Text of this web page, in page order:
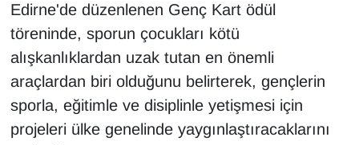
Edirne'de düzenlenen Genç Kart ödül
töreninde, sporun çocukları kötü
alışkanlıklardan uzak tutan en önemli
araçlardan biri olduğunu belirterek, gençlerin
sporla, eğitimle ve disiplinle yetişmesi için
projeleri ülke genelinde yaygınlaştıracaklarını
Kamu Alımları
Kim Kimdir?
Kültür & Sanat
KURDÎ